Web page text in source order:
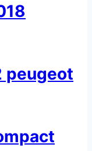
peugeot